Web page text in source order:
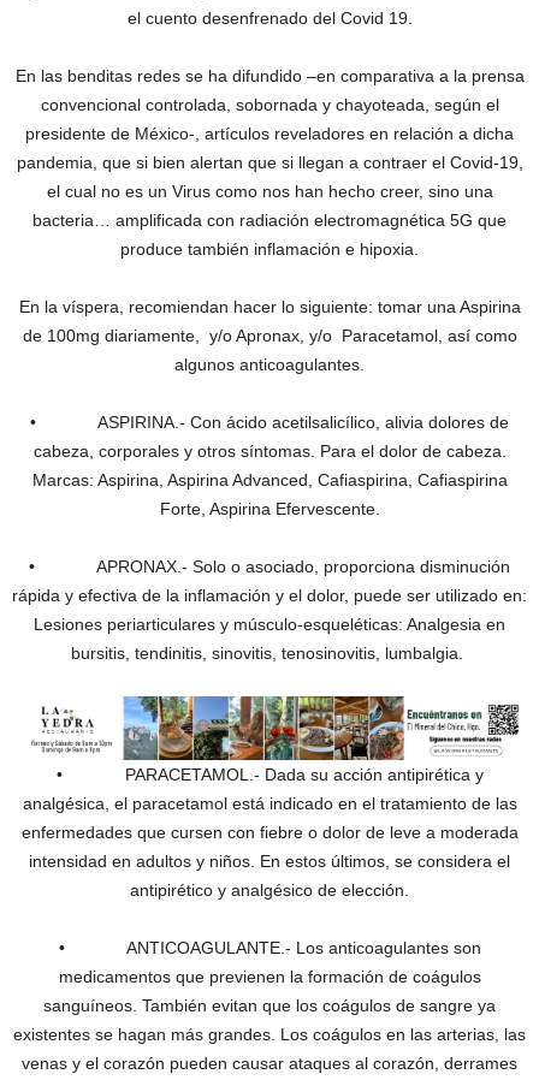
el cuento desenfrenado del Covid 19.
En las benditas redes se ha difundido –en comparativa a la prensa
convencional controlada, sobornada y chayoteada, según el
presidente de México-, artículos reveladores en relación a dicha
pandemia, que si bien alertan que si llegan a contraer el Covid-19,
el cual no es un Virus como nos han hecho creer, sino una
bacteria… amplificada con radiación electromagnética 5G que
produce también inflamación e hipoxia.
En la víspera, recomiendan hacer lo siguiente: tomar una Aspirina
de 100mg diariamente, y/o Apronax, y/o Paracetamol, así como
algunos anticoagulantes.
• ASPIRINA.- Con ácido acetilsalicílico, alivia dolores de
cabeza, corporales y otros síntomas. Para el dolor de cabeza.
Marcas: Aspirina, Aspirina Advanced, Cafiaspirina, Cafiaspirina
Forte, Aspirina Efervescente.
• APRONAX.- Solo o asociado, proporciona disminución
rápida y efectiva de la inflamación y el dolor, puede ser utilizado en:
Lesiones periarticulares y músculo-esqueléticas: Analgesia en
bursitis, tendinitis, sinovitis, tenosinovitis, lumbalgia.
• PARACETAMOL.- Dada su acción antipirética y
analgésica, el paracetamol está indicado en el tratamiento de las
enfermedades que cursen con fiebre o dolor de leve a moderada
intensidad en adultos y niños. En estos últimos, se considera el
antipirético y analgésico de elección.
• ANTICOAGULANTE.- Los anticoagulantes son
medicamentos que previenen la formación de coágulos
sanguíneos. También evitan que los coágulos de sangre ya
existentes se hagan más grandes. Los coágulos en las arterias, las
venas y el corazón pueden causar ataques al corazón, derrames